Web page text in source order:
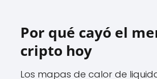
Por qué cayó el
cripto hoy
Los mapas de calor de